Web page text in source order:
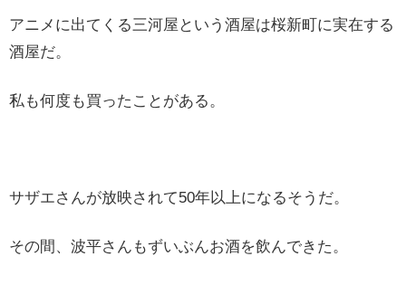
アニメに出てくる三河屋という酒屋は桜新町に実在する
酒屋だ。
私も何度も買ったことがある。
サザエさんが放映されて50年以上になるそうだ。
その間、波平さんもずいぶんお酒を飲んできた。